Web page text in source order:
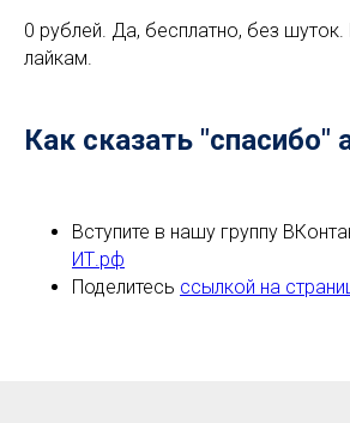
0 рублей. Да, бесплатно, без
лайкам.
Как сказать "спасибо"
Вступите в нашу группу
ИТ.рф
Поделитесь ссылкой на